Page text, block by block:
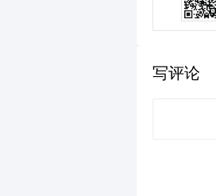
写评论